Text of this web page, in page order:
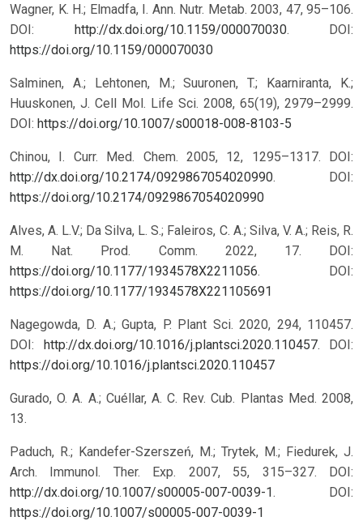
Wagner, K. H.; Elmadfa, I. Ann. Nutr. Metab. 2003, 47, 95–106.
DOI: http://dx.doi.org/10.1159/000070030. DOI:
https://doi.org/10.1159/000070030
Salminen, A.; Lehtonen, M.; Suuronen, T.; Kaarniranta, K.;
Huuskonen, J. Cell Mol. Life Sci. 2008, 65(19), 2979–2999.
DOI: https://doi.org/10.1007/s00018-008-8103-5
Chinou, I. Curr. Med. Chem. 2005, 12, 1295–1317. DOI:
http://dx.doi.org/10.2174/0929867054020990. DOI:
https://doi.org/10.2174/0929867054020990
Alves, A. L.V.; Da Silva, L. S.; Faleiros, C. A.; Silva, V. A.; Reis, R.
M. Nat. Prod. Comm. 2022, 17. DOI:
https://doi.org/10.1177/1934578X2211056. DOI:
https://doi.org/10.1177/1934578X221105691
Nagegowda, D. A.; Gupta, P. Plant Sci. 2020, 294, 110457.
DOI: http://dx.doi.org/10.1016/j.plantsci.2020.110457. DOI:
https://doi.org/10.1016/j.plantsci.2020.110457
Gurado, O. A. A.; Cuéllar, A. C. Rev. Cub. Plantas Med. 2008,
13.
Paduch, R.; Kandefer-Szerszeń, M.; Trytek, M.; Fiedurek, J.
Arch. Immunol. Ther. Exp. 2007, 55, 315–327. DOI:
http://dx.doi.org/10.1007/s00005-007-0039-1. DOI:
https://doi.org/10.1007/s00005-007-0039-1